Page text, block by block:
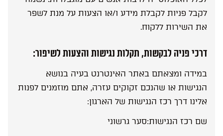
לקבל פניות לקבלת מידע ו/או הצעות על מנת לשפר
את השירות ללקוח.
דרכי פניה לבקשות, תקלות נגישות והצעות לשיפור:
במידה ומצאתם באתר האינטרנט בעיה בנושא
הנגישות או שהנכם זקוקים עזרה, אתם מוזמנים לפנות
אלינו דרך רכז הנגישות של הארגון:
שם רכז הנגישות:סער גרשוני